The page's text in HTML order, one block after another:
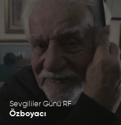
Sevgililer Günü RF
Özboyacı